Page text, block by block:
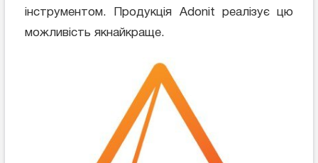
інструментом. Продукція Adonit реалізує цю
можливість якнайкраще.